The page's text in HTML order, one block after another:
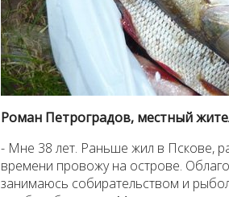
Роман Петроградов, местный
- Мне 38 лет. Раньше жил в Пскове,
времени провожу на острове.
занимаюсь собирательством и